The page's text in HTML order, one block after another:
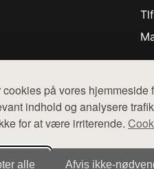
på vores
indhold og analysere
for at være irriterende.
alle Afvis
Der sælges ikke varer